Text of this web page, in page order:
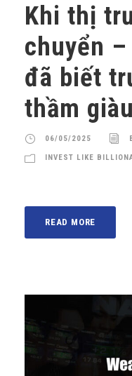
Khi thị
chuyển
đã biết
thầm
06/05/2025
INVEST LIKE
READ MORE